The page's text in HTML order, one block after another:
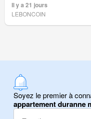
Il y a 21 jours
LEBONCOIN
Soyez le premier à
appartement duranne